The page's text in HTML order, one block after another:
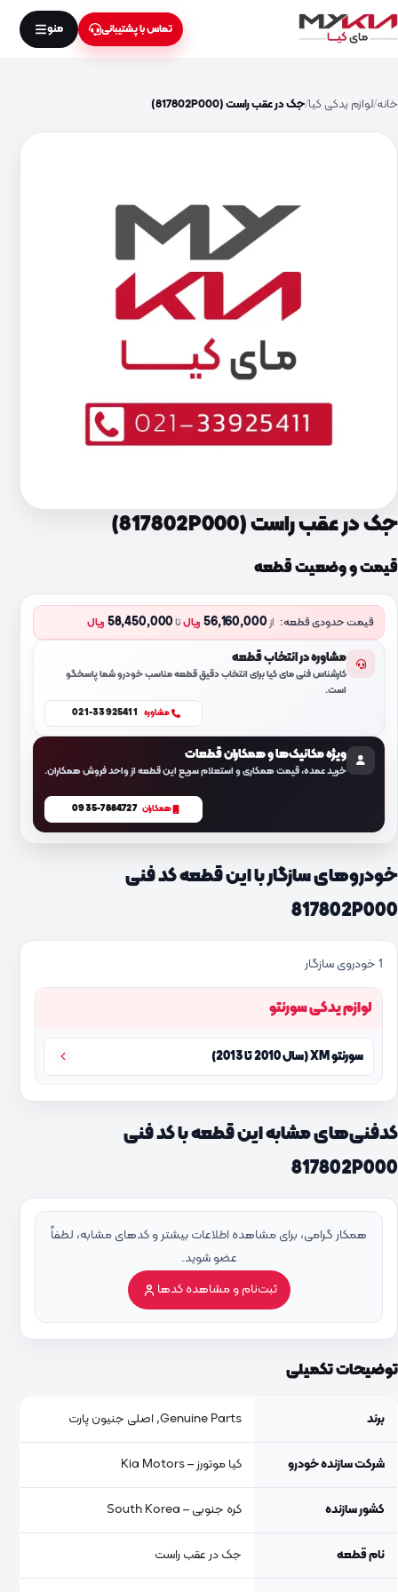
تماس با پشتیبانی منو
خانه لوازم یدکی کیا جک در عقب راست (817802P000)
جک در عقب راست (817802P000)
قیمت و وضعیت قطعه
قیمت حدودی قطعه: از56,160,000 ریالتا58,450,000 ریال
مشاوره در انتخاب قطعه
کارشناس فنی مای کیا برای انتخاب دقیق قطعه مناسب خودرو شما پاسخگو
است.
مشاوره 021-33925411
ویژه مکانیک‌ها و همکاران قطعات
خرید عمده، قیمت همکاری و استعلام سریع این قطعه از واحد فروش همکاران.
همکاران 0935-7884727
خودروهای سازگار با این قطعه کد فنی
817802P000
1 خودروی سازگار
لوازم یدکی سورنتو
سورنتو XM (سال 2010 تا 2013)
کدفنی‌های مشابه این قطعه با کد فنی
817802P000
همکار گرامی، برای مشاهده اطلاعات بیشتر و کدهای مشابه، لطفاً
عضو شوید.
ثبت‌نام و مشاهده کدها
توضیحات تکمیلی
برند Genuine Parts, اصلی جنیون پارت
شرکت سازنده خودرو کیا موتورز – Kia Motors
کشور سازنده کره جنوبی – South Korea
نام قطعه جک در عقب راست